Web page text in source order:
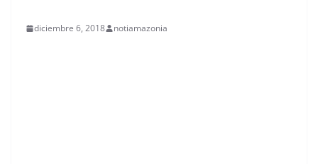
diciembre 6, 2018 notiamazonia